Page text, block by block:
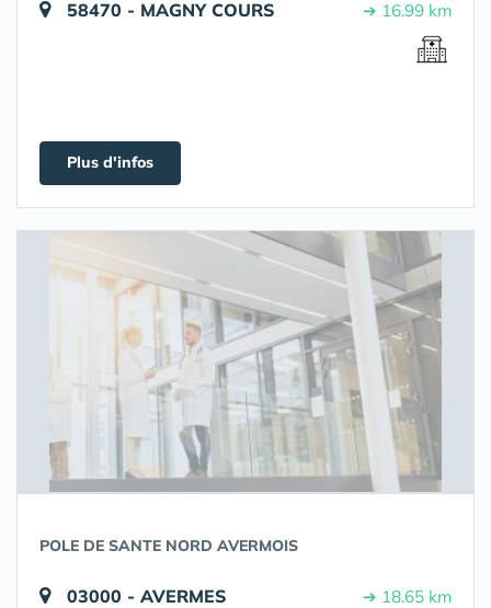
58470 - MAGNY COURS ➔ 16.99 km
Plus d'infos
POLE DE SANTE NORD AVERMOIS
03000 - AVERMES ➔ 18.65 km